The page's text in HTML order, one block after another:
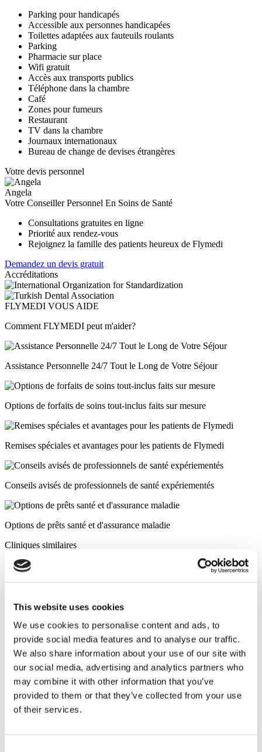
This website uses cookies
We use cookies to personalise content and ads, to
provide social media features and to analyse our traffic.
We also share information about your use of our site with
our social media, advertising and analytics partners who
may combine it with other information that you’ve
provided to them or that they’ve collected from your use
of their services.
Parking pour handicapés
Accessible aux personnes handicapées
Toilettes adaptées aux fauteuils roulants
Parking
Pharmacie sur place
Wifi gratuit
Accès aux transports publics
Téléphone dans la chambre
Café
Zones pour fumeurs
Restaurant
TV dans la chambre
Journaux internationaux
Bureau de change de devises étrangères
Votre devis personnel
Angela
Votre Conseiller Personnel En Soins de Santé
Consultations gratuites en ligne
Priorité aux rendez-vous
Rejoignez la famille des patients heureux de Flymedi
Demandez un devis gratuit
Accréditations
FLYMEDI VOUS AIDE
Comment FLYMEDI peut m'aider?
Assistance Personnelle 24/7 Tout le Long de Votre Séjour
Options de forfaits de soins tout-inclus faits sur mesure
Remises spéciales et avantages pour les patients de Flymedi
Conseils avisés de professionnels de santé expériementés
Options de prêts santé et d'assurance maladie
Cliniques similaires
Istanbul European Clinic
Dentavivo
Hôpital Memorial Sisli
Hôpital Universitaire Medipol Mega